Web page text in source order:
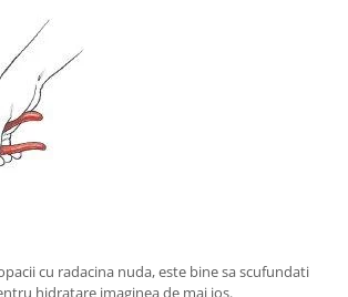
cu radacina nuda, este bine sa scufundati
hidratare imaginea de mai jos.